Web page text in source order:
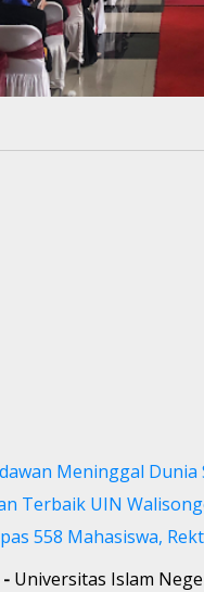
Meninggal
Terbaik UIN
558 Mahasiswa,
- Universitas Islam